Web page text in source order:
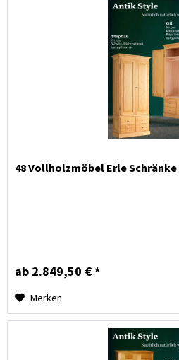
48 Vollholzmöbel Erle Schränke
ab 2.849,50 € *
Merken